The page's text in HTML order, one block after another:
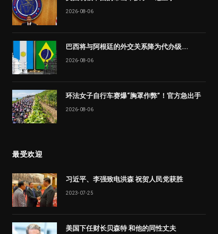
2026-08-06
巴西将与阿根廷的外交关系降为代办级….
2026-08-06
环法女子自行车赛爆“胸罩作弊”！官方急出手
2026-08-06
最受欢迎
习近平、李强致电洪森 祝贺人民党获胜
2023-07-25
美国下任财长贝森特 和他的同性丈夫